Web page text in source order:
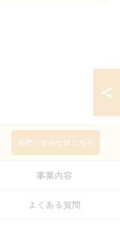
お問い合わせはこちら
事業内容
よくある質問